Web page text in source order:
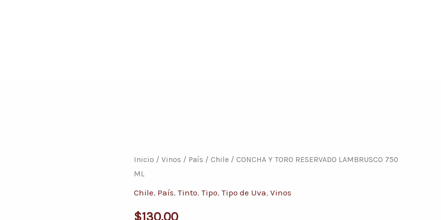
Inicio / Vinos / País / Chile / CONCHA Y TORO RESERVADO LAMBRUSCO 750
ML
Chile, País, Tinto, Tipo, Tipo de Uva, Vinos
$130.00
CONCHA
Y
TORO